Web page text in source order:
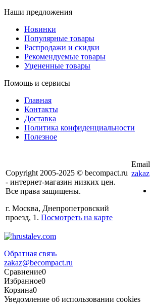
Наши предложения
Новинки
Популярные товары
Распродажи и скидки
Рекомендуемые товары
Уцененные товары
Помощь и сервисы
Главная
Контакты
Доставка
Политика конфиденциальности
Полезное
Copyright 2005-2025 © becompact.ru
- интернет-магазин низких цен.
Все права защищены.
г. Москва, Днепропетровский
проезд, 1. Посмотреть на карте
Обратная связь
zakaz@becompact.ru
Сравнение0
Избранное0
Корзина0
Уведомление об использовании cookies